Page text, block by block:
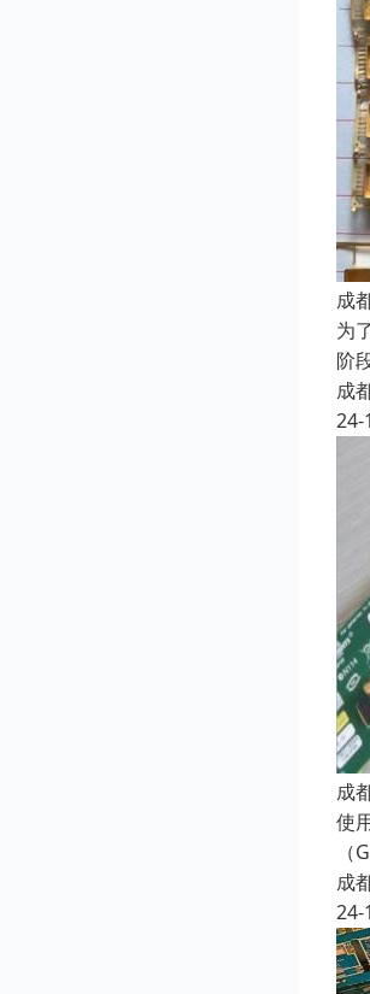
成
为
阶
成
24-
成
使
成
24-